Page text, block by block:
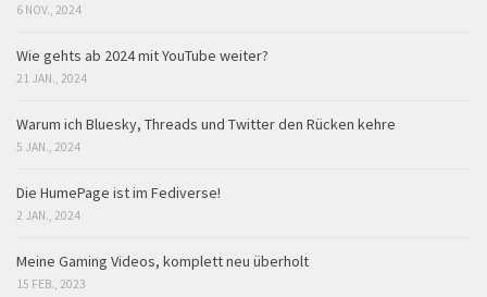
6 NOV., 2024
Wie gehts ab 2024 mit YouTube weiter?
21 JAN., 2024
Warum ich Bluesky, Threads und Twitter den Rücken kehre
5 JAN., 2024
Die HumePage ist im Fediverse!
2 JAN., 2024
Meine Gaming Videos, komplett neu überholt
15 FEB., 2023